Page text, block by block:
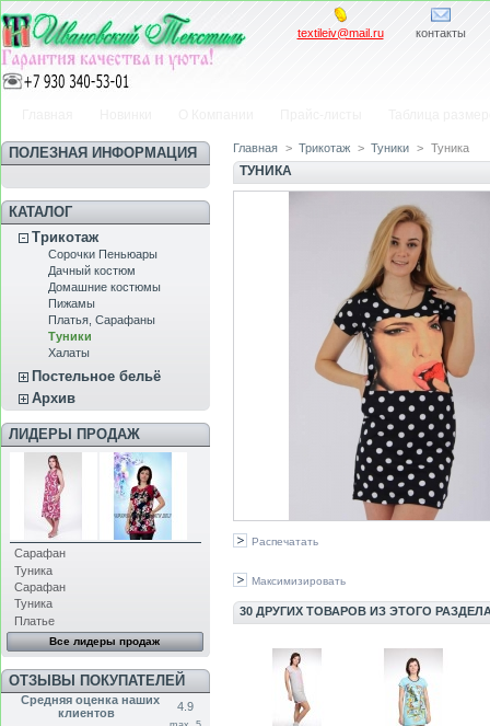
textileiv@mail.ru контакты
ПОЛЕЗНАЯ ИНФОРМАЦИЯ
КАТАЛОГ
Трикотаж
Сорочки Пеньюары
Дачный костюм
Домашние костюмы
Пижамы
Платья, Сарафаны
Туники
Халаты
Постельное бельё
Архив
ЛИДЕРЫ ПРОДАЖ
Сарафан
Туника
Сарафан
Туника
Платье
Все лидеры продаж
ОТЗЫВЫ ПОКУПАТЕЛЕЙ
Средняя оценка наших
клиентов
4.9
Главная > Трикотаж > Туники > Туника
ТУНИКА
Распечатать
Максимизировать
30 ДРУГИХ ТОВАРОВ ИЗ ЭТОГО